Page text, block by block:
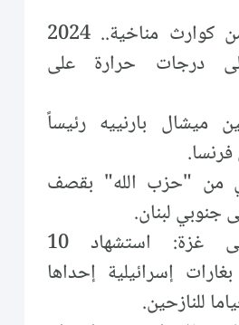
تحذيرات من كوارث مناخية.. 2024
درجات حرارة على
ميشال بارنييه رئيساً
من "حزب الله" بقصف
جنوبي لبنان.
الحرب على غزة: استشهاد 10
إسرائيلية إحداها
للنازحين.